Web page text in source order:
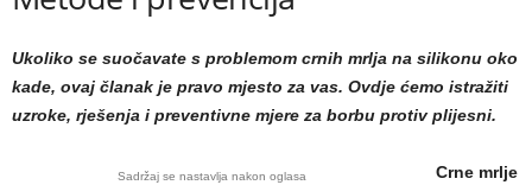
Ukoliko se suočavate s problemom crnih mrlja na silikonu oko
kade, ovaj članak je pravo mjesto za vas. Ovdje ćemo istražiti
uzroke, rješenja i preventivne mjere za borbu protiv plijesni.
Sadržaj se nastavlja nakon oglasa
Crne mrlje